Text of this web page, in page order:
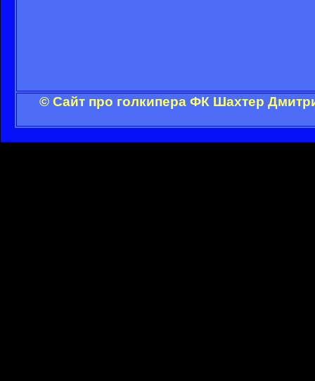
© Сайт про голкипера ФК Шахтер